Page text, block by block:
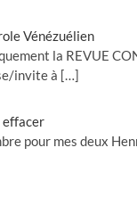
Vénézuélien
la REVUE
invite à […]
effacer
pour mes deux